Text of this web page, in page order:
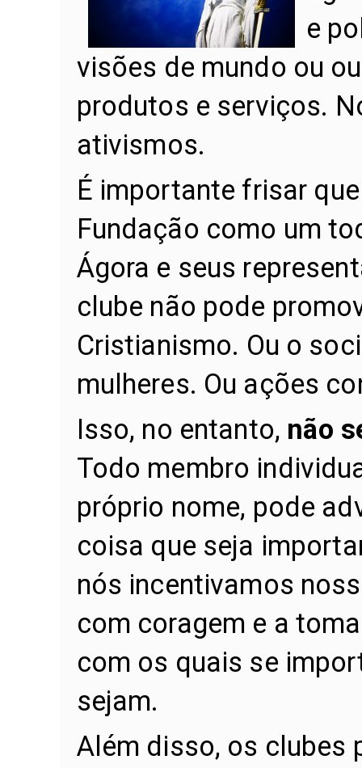
e
visões de mundo ou
produtos e serviços.
ativismos.
É importante frisar
Fundação como um
Ágora e seus
clube não pode
Cristianismo. Ou o
mulheres. Ou ações
Isso, no entanto, não
Todo membro
próprio nome, pode
coisa que seja
nós incentivamos
com coragem e a
com os quais se
sejam.
Além disso, os clubes